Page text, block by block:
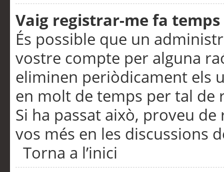
Vaig registrar-me fa
És possible que un
vostre compte per alguna
eliminen periòdicament els
en molt de temps per tal de
Si ha passat això, proveu
vos més en les discussions
Torna a l’inici